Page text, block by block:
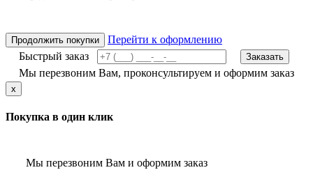
Продолжить покупки
Перейти к оформлению
Быстрый заказ
Заказать
Мы перезвоним Вам, проконсультируем и оформим заказ
x
Покупка в один клик
Мы перезвоним Вам и оформим заказ